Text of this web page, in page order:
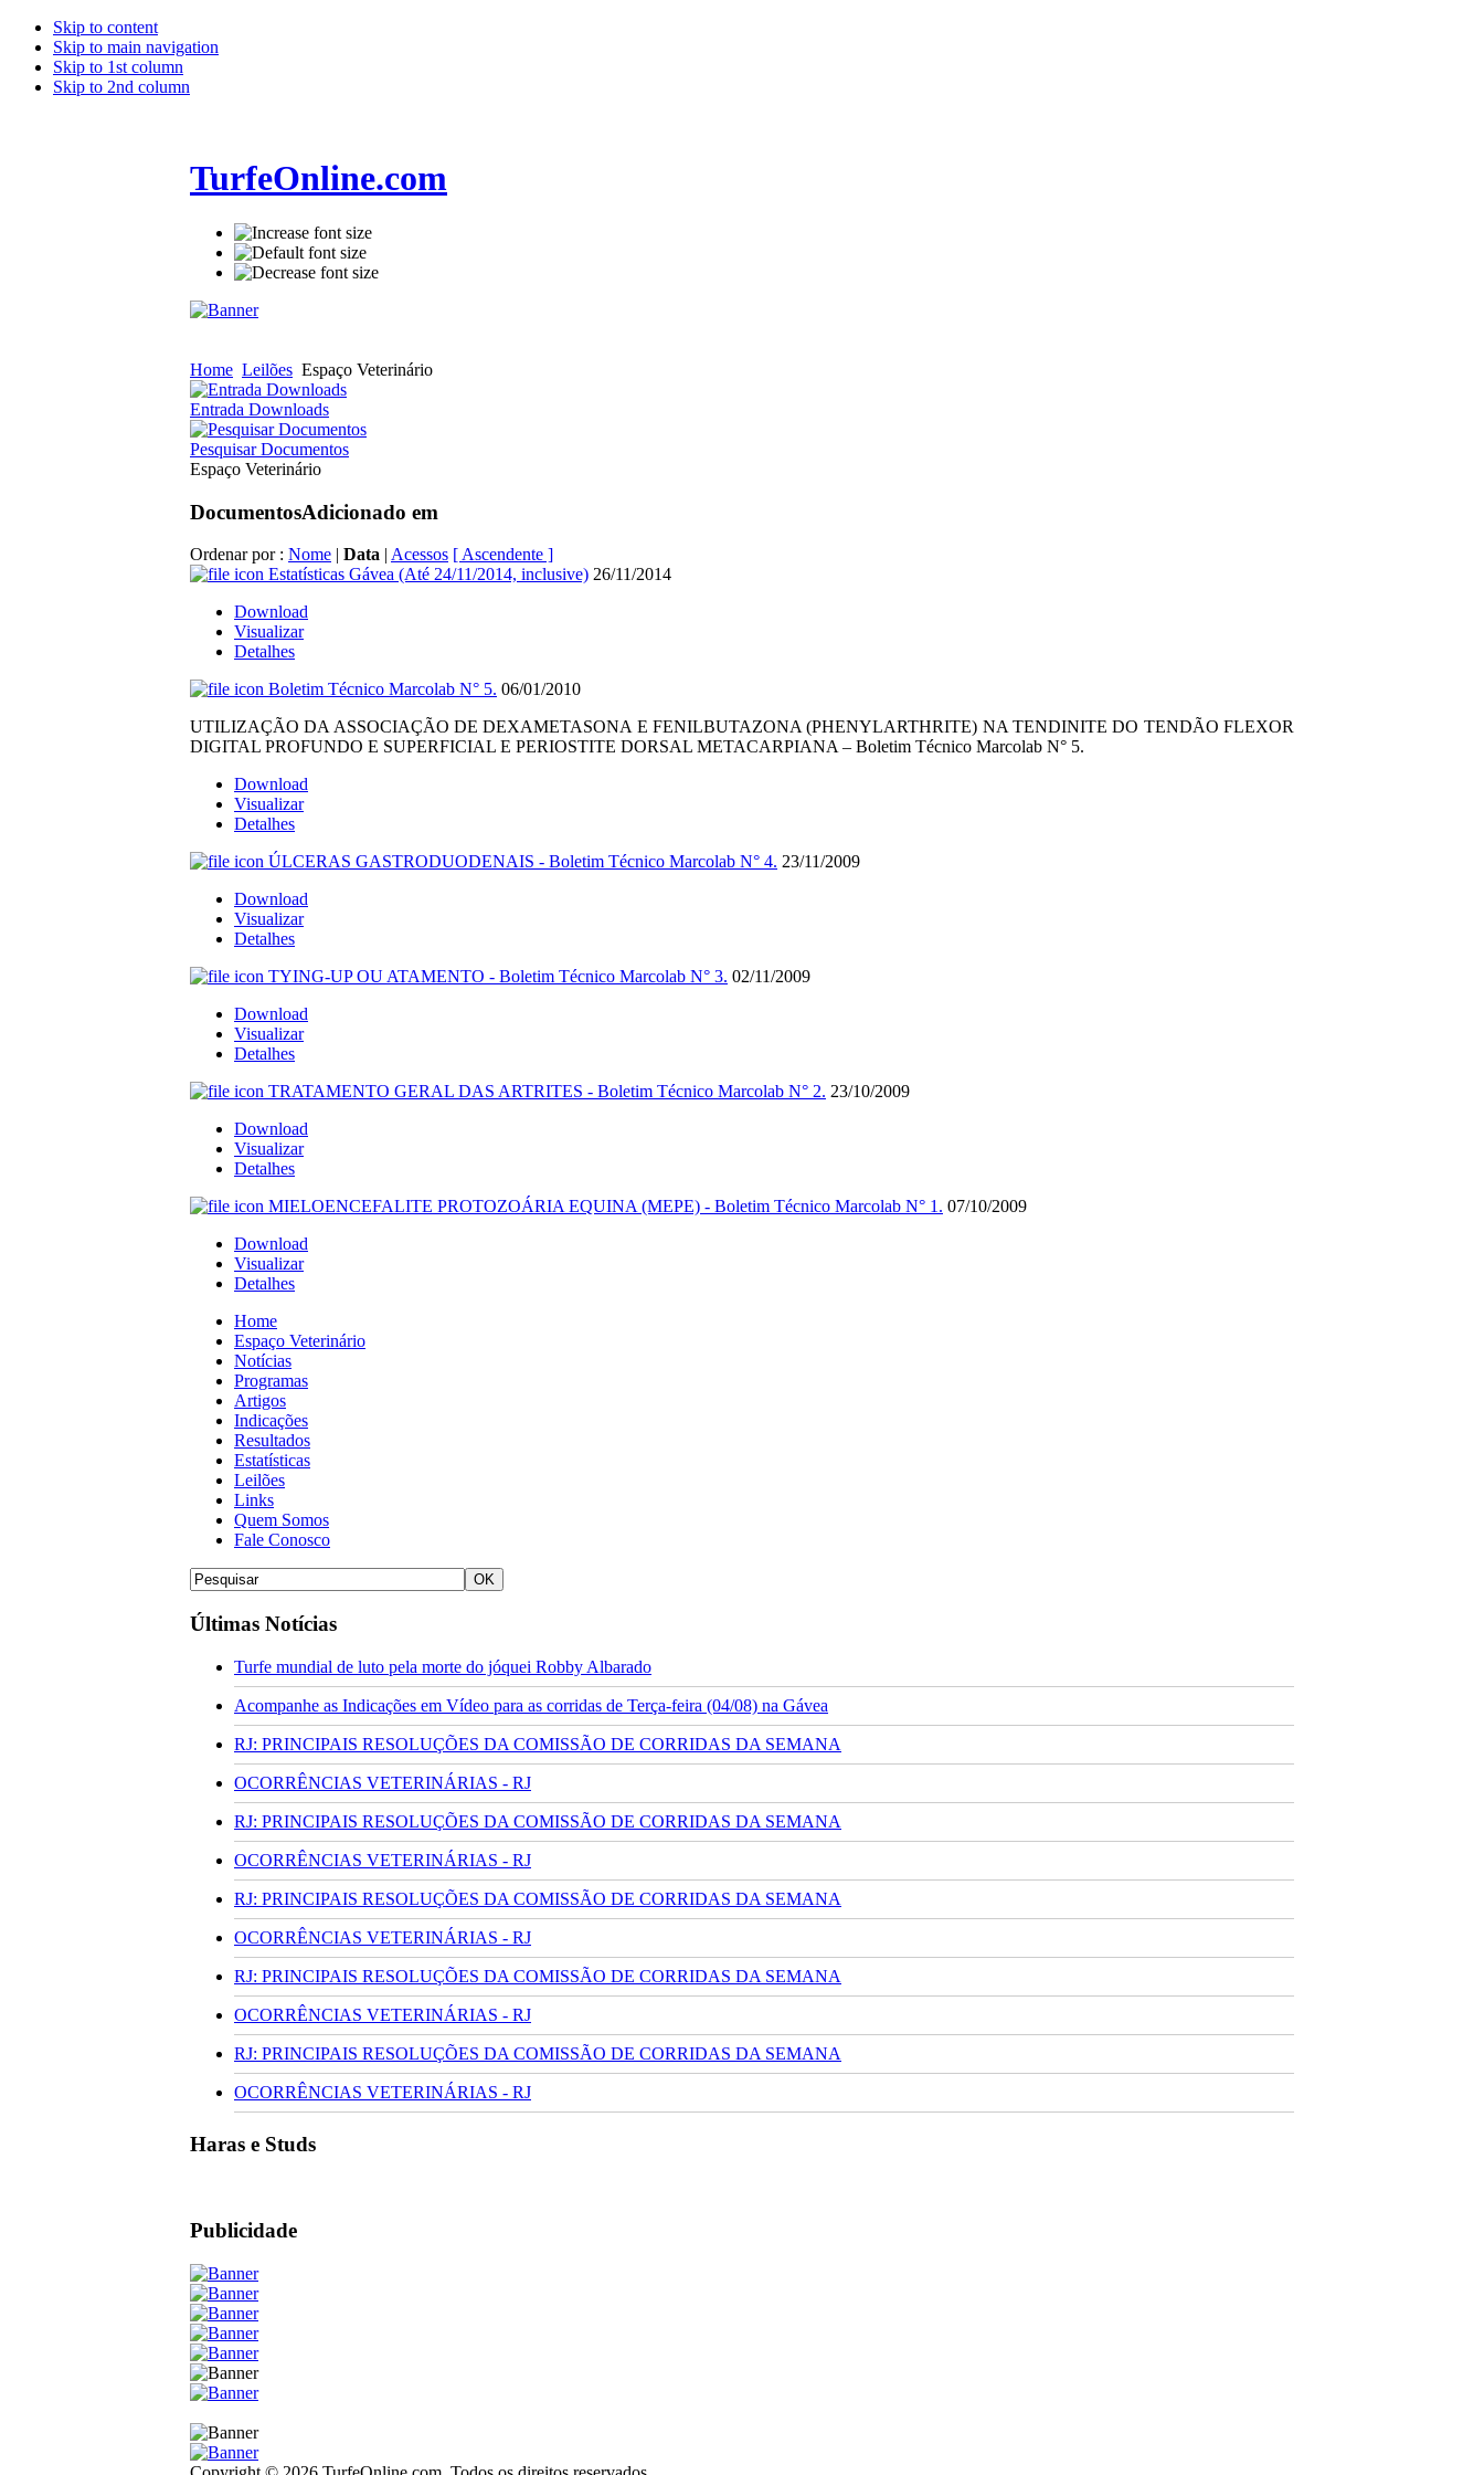
Skip to content
Skip to main navigation
Skip to 1st column
Skip to 2nd column
TurfeOnline.com
Home Leilões Espaço Veterinário
Entrada Downloads
Pesquisar Documentos
Espaço Veterinário
DocumentosAdicionado em
Ordenar por : Nome | Data | Acessos [ Ascendente ]
Estatísticas Gávea (Até 24/11/2014, inclusive) 26/11/2014
Download
Visualizar
Detalhes
Boletim Técnico Marcolab N° 5. 06/01/2010
UTILIZAÇÃO DA ASSOCIAÇÃO DE DEXAMETASONA E FENILBUTAZONA (PHENYLARTHRITE) NA TENDINITE DO TENDÃO FLEXOR
DIGITAL PROFUNDO E SUPERFICIAL E PERIOSTITE DORSAL METACARPIANA – Boletim Técnico Marcolab N° 5.
Download
Visualizar
Detalhes
ÚLCERAS GASTRODUODENAIS - Boletim Técnico Marcolab N° 4. 23/11/2009
Download
Visualizar
Detalhes
TYING-UP OU ATAMENTO - Boletim Técnico Marcolab N° 3. 02/11/2009
Download
Visualizar
Detalhes
TRATAMENTO GERAL DAS ARTRITES - Boletim Técnico Marcolab N° 2. 23/10/2009
Download
Visualizar
Detalhes
MIELOENCEFALITE PROTOZOÁRIA EQUINA (MEPE) - Boletim Técnico Marcolab N° 1. 07/10/2009
Download
Visualizar
Detalhes
Home
Espaço Veterinário
Notícias
Programas
Artigos
Indicações
Resultados
Estatísticas
Leilões
Links
Quem Somos
Fale Conosco
Últimas Notícias
Turfe mundial de luto pela morte do jóquei Robby Albarado
Acompanhe as Indicações em Vídeo para as corridas de Terça-feira (04/08) na Gávea
RJ: PRINCIPAIS RESOLUÇÕES DA COMISSÃO DE CORRIDAS DA SEMANA
OCORRÊNCIAS VETERINÁRIAS - RJ
RJ: PRINCIPAIS RESOLUÇÕES DA COMISSÃO DE CORRIDAS DA SEMANA
OCORRÊNCIAS VETERINÁRIAS - RJ
RJ: PRINCIPAIS RESOLUÇÕES DA COMISSÃO DE CORRIDAS DA SEMANA
OCORRÊNCIAS VETERINÁRIAS - RJ
RJ: PRINCIPAIS RESOLUÇÕES DA COMISSÃO DE CORRIDAS DA SEMANA
OCORRÊNCIAS VETERINÁRIAS - RJ
RJ: PRINCIPAIS RESOLUÇÕES DA COMISSÃO DE CORRIDAS DA SEMANA
OCORRÊNCIAS VETERINÁRIAS - RJ
Haras e Studs
Publicidade